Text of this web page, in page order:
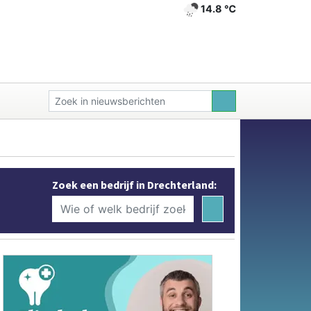
14.8 ℃
Zoek een bedrijf in Drechterland: